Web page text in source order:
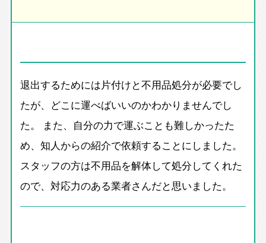
退出するためには片付けと不用品処分が必要でし
たが、どこに運べばいいのかわかりませんでし
た。 また、自分の力で運ぶことも難しかったた
め、知人からの紹介で依頼することにしました。
スタッフの方は不用品を解体して処分してくれた
ので、対応力のある業者さんだと思いました。